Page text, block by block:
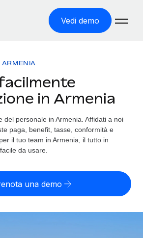
Vedi demo
a norma, in tutta semplicità
supporto all’impiego per ogni Paese
confrontiamo con gli altri
Login
ARMENIA
in Armenia
del personale in Armenia. Affidati a noi
paga, benefit, tasse, conformità e
il tuo team in Armenia, il tutto in
da usare.
una demo